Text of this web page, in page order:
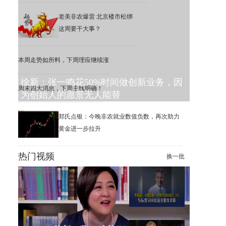
老美非农爆雷 北京楼市松绑
这周要干大事？
本周走势如所料，下周理应继续涨
周末四大消息，下周主线明确！
郑氏点银：今晚非农就业数值负数，再次助力
黄金进一步拉升
热门视频 换一批
徐新：张一鸣花50%时间做创新业务，因
为创始人的愿景无人能替
李迅雷：6.3%的公司，撑起了
美股1万家公司的市值增长
李迅雷：A股一季度平均ROE
为7.5%，远低于标普500